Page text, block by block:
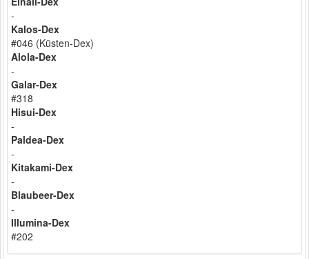
-
Kalos-Dex
#046 (Küsten-Dex)
Alola-Dex
-
Galar-Dex
#318
Hisui-Dex
-
Paldea-Dex
-
Kitakami-Dex
-
Blaubeer-Dex
-
Illumina-Dex
#202